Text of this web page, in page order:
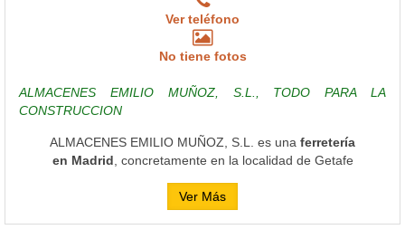
Ver teléfono
No tiene fotos
ALMACENES EMILIO MUÑOZ, S.L., TODO PARA LA
CONSTRUCCION
ALMACENES EMILIO MUÑOZ, S.L. es una ferretería
en Madrid , concretamente en la localidad de Getafe
Ver Más